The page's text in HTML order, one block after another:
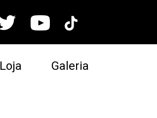
Loja Galeria